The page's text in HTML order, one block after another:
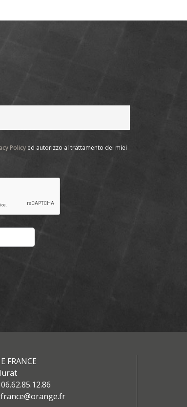
Policy ed autorizzo al trattamento dei miei
FRANCE